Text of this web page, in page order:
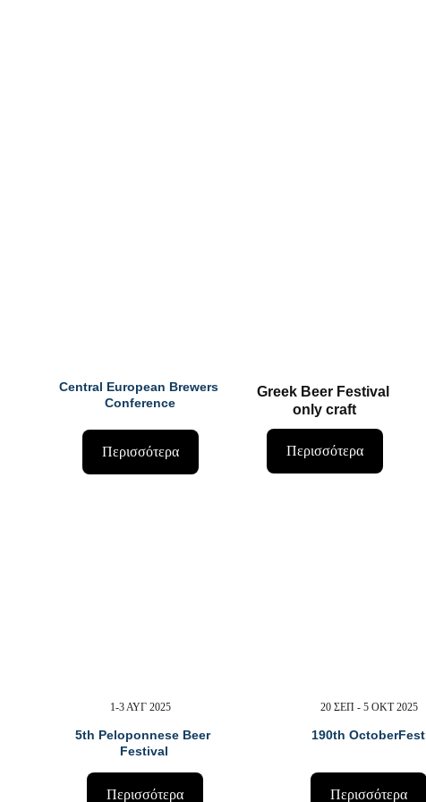
Central European Brewers
Conference
Περισσότερα
Greek Beer Festival
only craft
Περισσότερα
1-3 ΑΥΓ 2025
5th Peloponnese Beer
Festival
Περισσότερα
20 ΣΕΠ - 5 OKT 2025
190th OctoberFest
Περισσότερα